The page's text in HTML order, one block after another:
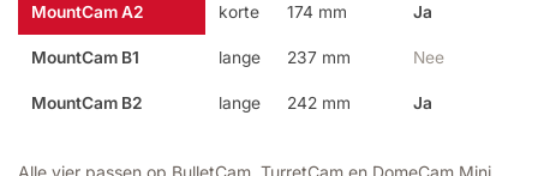
MountCam A2 korte 174 mm Ja
MountCam B1 lange 237 mm Nee
MountCam B2 lange 242 mm Ja
Alle vier passen op BulletCam, TurretCam en DomeCam Mini,